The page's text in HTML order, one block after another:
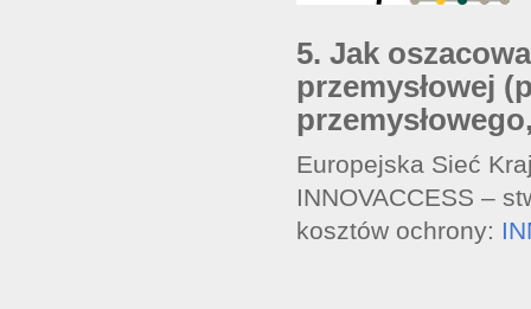
5. Jak
przemysłowej
Europejska Sieć
INNOVACCESS –
kosztów ochrony: